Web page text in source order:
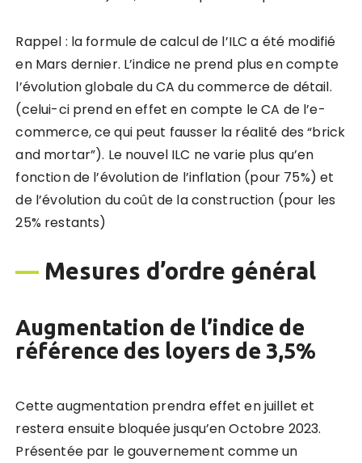
Rappel : la formule de calcul de l’ILC a été modifié
en Mars dernier. L’indice ne prend plus en compte
l’évolution globale du CA du commerce de détail.
(celui-ci prend en effet en compte le CA de l’e-
commerce, ce qui peut fausser la réalité des “brick
and mortar”). Le nouvel ILC ne varie plus qu’en
fonction de l’évolution de l’inflation (pour 75%) et
de l’évolution du coût de la construction (pour les
25% restants)
— Mesures d’ordre général
Augmentation de l’indice de
référence des loyers de 3,5%
Cette augmentation prendra effet en juillet et
restera ensuite bloquée jusqu’en Octobre 2023.
Présentée par le gouvernement comme un